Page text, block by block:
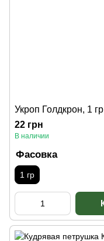
Укроп Голдкрон, 1 гр
22 грн
В наличии
Фасовка
1 гр